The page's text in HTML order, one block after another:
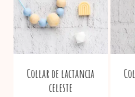
No hay
Collar de lactancia
celeste